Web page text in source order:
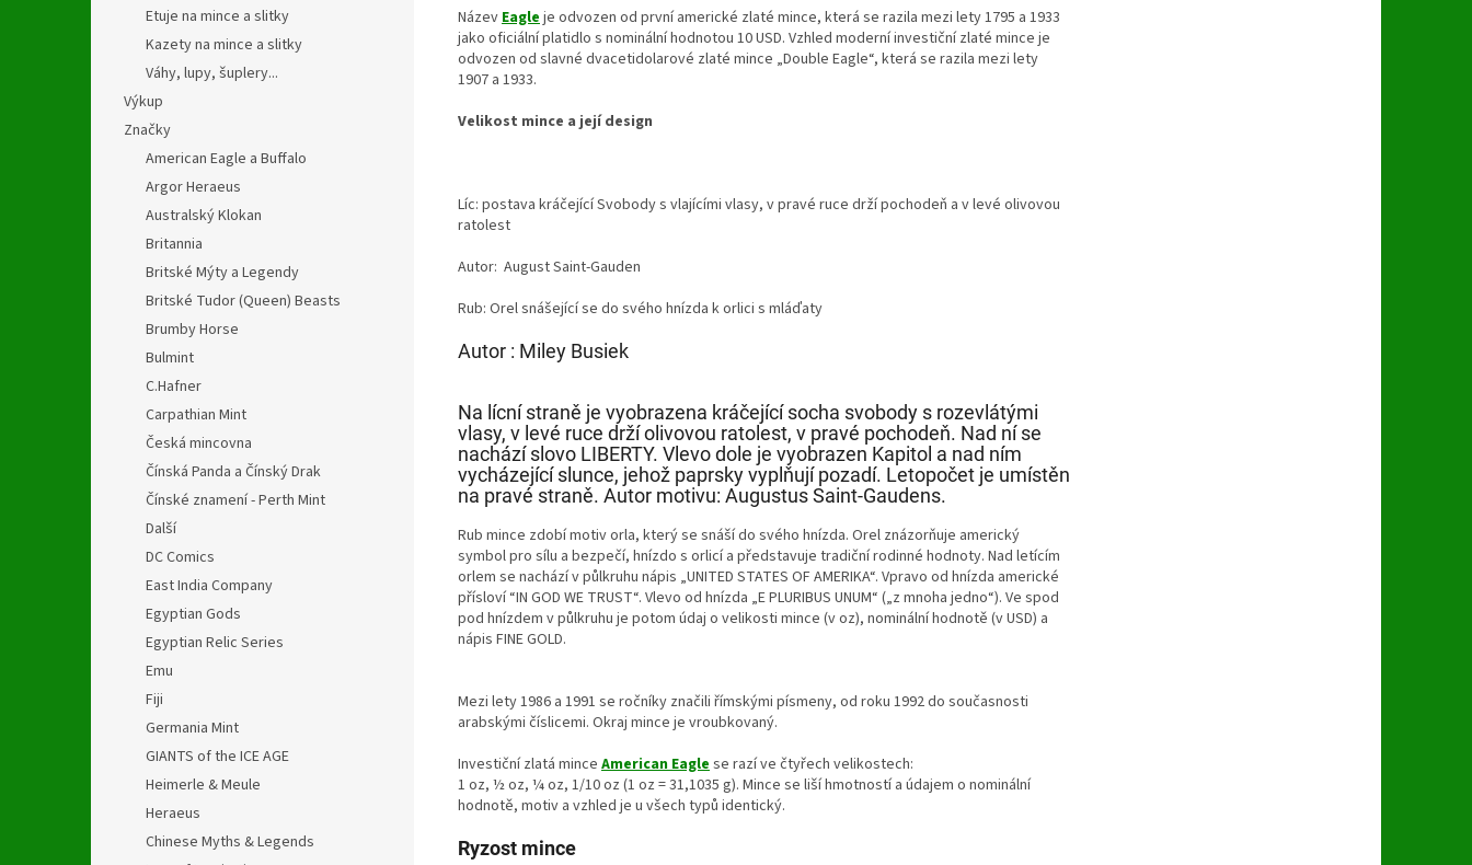
Etuje na mince a slitky
Kazety na mince a slitky
Váhy, lupy, šuplery...
Výkup
Značky
American Eagle a Buffalo
Argor Heraeus
Australský Klokan
Britannia
Britské Mýty a Legendy
Britské Tudor (Queen) Beasts
Brumby Horse
Bulmint
C.Hafner
Carpathian Mint
Česká mincovna
Čínská Panda a Čínský Drak
Čínské znamení - Perth Mint
Další
DC Comics
East India Company
Egyptian Gods
Egyptian Relic Series
Emu
Fiji
Germania Mint
GIANTS of the ICE AGE
Heimerle & Meule
Heraeus
Chinese Myths & Legends
Název Eagle je odvozen od první americké zlaté mince, která se razila mezi lety 1795 a 1933
jako oficiální platidlo s nominální hodnotou 10 USD. Vzhled moderní investiční zlaté mince je
odvozen od slavné dvacetidolarové zlaté mince „Double Eagle“, která se razila mezi lety
1907 a 1933.
Velikost mince a její design
Líc: postava kráčející Svobody s vlajícími vlasy, v pravé ruce drží pochodeň a v levé olivovou
ratolest
Autor: August Saint-Gauden
Rub: Orel snášející se do svého hnízda k orlici s mláďaty
Autor : Miley Busiek
Na lícní straně je vyobrazena kráčející socha svobody s rozevlátými
vlasy, v levé ruce drží olivovou ratolest, v pravé pochodeň. Nad ní se
nachází slovo LIBERTY. Vlevo dole je vyobrazen Kapitol a nad ním
vycházející slunce, jehož paprsky vyplňují pozadí. Letopočet je umístěn
na pravé straně. Autor motivu: Augustus Saint-Gaudens.
Rub mince zdobí motiv orla, který se snáší do svého hnízda. Orel znázorňuje americký
symbol pro sílu a bezpečí, hnízdo s orlicí a představuje tradiční rodinné hodnoty. Nad letícím
orlem se nachází v půlkruhu nápis „UNITED STATES OF AMERIKA“. Vpravo od hnízda americké
přísloví “IN GOD WE TRUST“. Vlevo od hnízda „E PLURIBUS UNUM“ („z mnoha jedno“). Ve spod
pod hnízdem v půlkruhu je potom údaj o velikosti mince (v oz), nominální hodnotě (v USD) a
nápis FINE GOLD.
Mezi lety 1986 a 1991 se ročníky značili římskými písmeny, od roku 1992 do současnosti
arabskými číslicemi. Okraj mince je vroubkovaný.
Investiční zlatá mince American Eagle se razí ve čtyřech velikostech:
1 oz, ½ oz, ¼ oz, 1/10 oz (1 oz = 31,1035 g). Mince se liší hmotností a údajem o nominální
hodnotě, motiv a vzhled je u všech typů identický.
Ryzost mince